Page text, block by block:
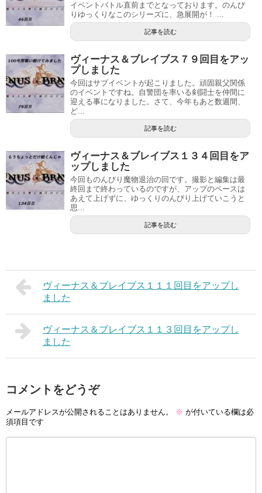
イベントバトル直前までとなっております。のんび
りゆっくりなこのシリーズに、急展開が！ ...
記事を読む
ヴィーナス＆ブレイブス７９回目をアッ
プしました
今回はサブイベントが起こりました。頑固親父関係
のイベントですね。自警団を率いる剣闘士を仲間に
迎える事になりました。さて、今年もあと数週間、
ど...
記事を読む
ヴィーナス＆ブレイブス１３４回目をア
ップしました
今回ものんびり魔物退治の回です。撮影と編集は最
終回まで終わっているのですが、アップのペースは
あえて上げずに、ゆっくりのんびり上げていこうと
思...
記事を読む
ヴィーナス＆ブレイブス１１１回目をアップし
ました
ヴィーナス＆ブレイブス１１３回目をアップし
ました
コメントをどうぞ
メールアドレスが公開されることはありません。 ※ が付いている欄は必
須項目です